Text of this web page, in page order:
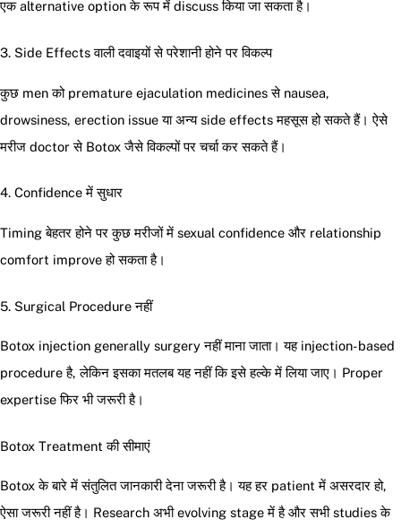
एक alternative option के रूप में discuss किया जा सकता है।
3. Side Effects वाली दवाइयों से परेशानी होने पर विकल्प
कुछ men को premature ejaculation medicines से nausea,
drowsiness, erection issue या अन्य side effects महसूस हो सकते हैं। ऐसे
मरीज doctor से Botox जैसे विकल्पों पर चर्चा कर सकते हैं।
4. Confidence में सुधार
Timing बेहतर होने पर कुछ मरीजों में sexual confidence और relationship
comfort improve हो सकता है।
5. Surgical Procedure नहीं
Botox injection generally surgery नहीं माना जाता। यह injection-based
procedure है, लेकिन इसका मतलब यह नहीं कि इसे हल्के में लिया जाए। Proper
expertise फिर भी जरूरी है।
Botox Treatment की सीमाएं
Botox के बारे में संतुलित जानकारी देना जरूरी है। यह हर patient में असरदार हो,
ऐसा जरूरी नहीं है। Research अभी evolving stage में है और सभी studies के